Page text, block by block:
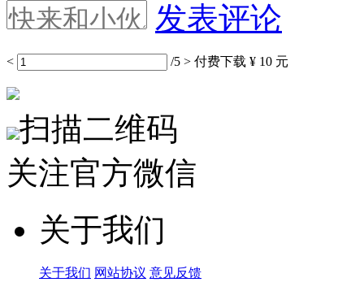
发表评论
< /5 > 付费下载 ¥ 10 元
扫描二维码
关注官方微信
关于我们
关于我们 网站协议 意见反馈